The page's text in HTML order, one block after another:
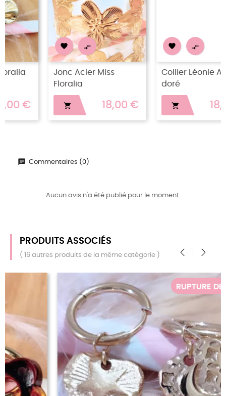
 
Jonc Acier Miss
 18,00 €

Collier Léonie Acier
 18,00 €
Commentaires (0)
Aucun avis n'a été publié pour le moment.
PRODUITS ASSOCIÉS
( 16 autres produits de la même catégorie )
RUPTURE DE STOCK
‹ ›